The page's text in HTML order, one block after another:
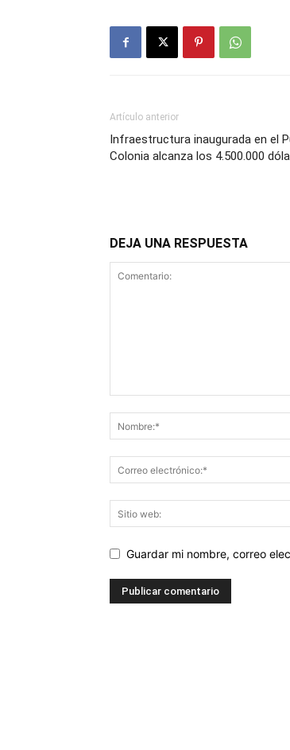
Artículo anterior
Infraestructura inaugurada en el
Colonia alcanza los 4.500.000
DEJA UNA RESPUESTA
Guardar mi nombre, correo